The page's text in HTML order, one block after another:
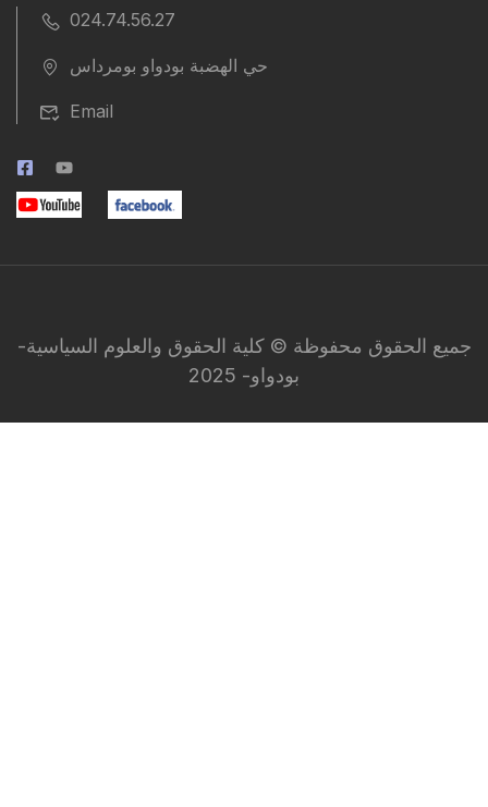
024.74.56.27
حي الهضبة بودواو بومرداس
Email
جميع الحقوق محفوظة © كلية الحقوق والعلوم السياسية-
بودواو- 2025